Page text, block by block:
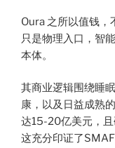
Oura 之所以值钱，
只是物理入口，智
本体。
其商业逻辑围绕睡
康，以及日益成熟
达15-20亿美元，且
这充分印证了